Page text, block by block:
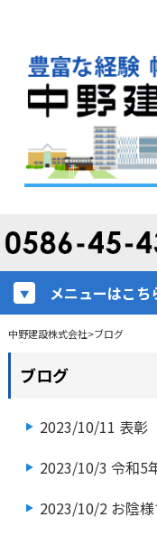
メニューはこち
中野建設株式会社>ブログ
ブログ
2023/10/11 表彰
2023/10/3 令和5
2023/10/2 お陰